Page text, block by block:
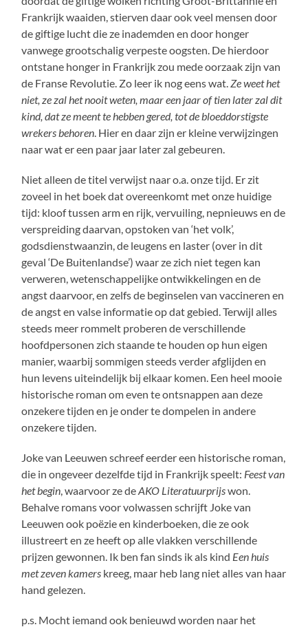
Frankrijk waaiden, stierven daar ook veel mensen door
de giftige lucht die ze inademden en door honger
vanwege grootschalig verpeste oogsten. De hierdoor
ontstane honger in Frankrijk zou mede oorzaak zijn van
de Franse Revolutie. Zo leer ik nog eens wat. Ze weet het
niet, ze zal het nooit weten, maar een jaar of tien later zal dit
kind, dat ze meent te hebben gered, tot de bloeddorstigste
wrekers behoren . Hier en daar zijn er kleine verwijzingen
naar wat er een paar jaar later zal gebeuren.
Niet alleen de titel verwijst naar o.a. onze tijd. Er zit
zoveel in het boek dat overeenkomt met onze huidige
tijd: kloof tussen arm en rijk, vervuiling, nepnieuws en de
verspreiding daarvan, opstoken van ‘het volk’,
godsdienstwaanzin, de leugens en laster (over in dit
geval ‘De Buitenlandse’) waar ze zich niet tegen kan
verweren, wetenschappelijke ontwikkelingen en de
angst daarvoor, en zelfs de beginselen van vaccineren en
de angst en valse informatie op dat gebied. Terwijl alles
steeds meer rommelt proberen de verschillende
hoofdpersonen zich staande te houden op hun eigen
manier, waarbij sommigen steeds verder afglijden en
hun levens uiteindelijk bij elkaar komen. Een heel mooie
historische roman om even te ontsnappen aan deze
onzekere tijden en je onder te dompelen in andere
onzekere tijden.
Joke van Leeuwen schreef eerder een historische roman,
die in ongeveer dezelfde tijd in Frankrijk speelt: Feest van
het begin , waarvoor ze deAKO Literatuurprijswon.
Behalve romans voor volwassen schrijft Joke van
Leeuwen ook poëzie en kinderboeken, die ze ook
illustreert en ze heeft op alle vlakken verschillende
prijzen gewonnen. Ik ben fan sinds ik als kind Een huis
met zeven kamers kreeg, maar heb lang niet alles van haar
hand gelezen.
p.s. Mocht iemand ook benieuwd worden naar het